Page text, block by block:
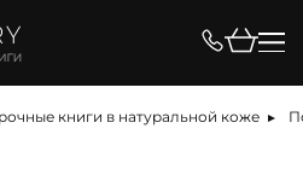
книги в натуральной коже